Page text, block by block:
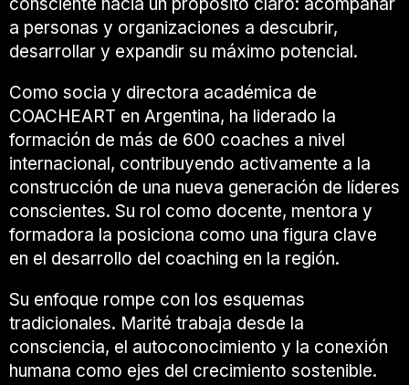
a personas y organizaciones a descubrir,
desarrollar y expandir su máximo potencial.
Como socia y directora académica de
COACHEART en Argentina, ha liderado la
formación de más de 600 coaches a nivel
internacional, contribuyendo activamente a la
construcción de una nueva generación de líderes
conscientes. Su rol como docente, mentora y
formadora la posiciona como una figura clave
en el desarrollo del coaching en la región.
Su enfoque rompe con los esquemas
tradicionales. Marité trabaja desde la
consciencia, el autoconocimiento y la conexión
humana como ejes del crecimiento sostenible.